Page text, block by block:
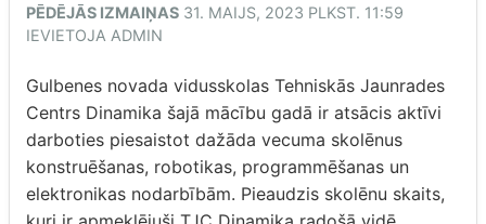
PĒDĒJĀS IZMAIŅAS 31. MAIJS, 2023 PLKST. 11:59
IEVIETOJA ADMIN
Gulbenes novada vidusskolas Tehniskās Jaunrades
Centrs Dinamika šajā mācību gadā ir atsācis aktīvi
darboties piesaistot dažāda vecuma skolēnus
konstruēšanas, robotikas, programmēšanas un
elektronikas nodarbībām. Pieaudzis skolēnu skaits,